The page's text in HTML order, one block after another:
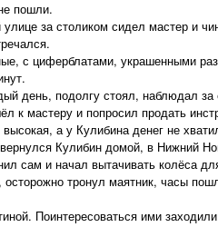
пошли.
за столиком сидел мастер и
с циферблатами, украшенными
день, подолгу стоял, наблюдал
к мастеру и попросил продать
а у Кулибина денег не
Кулибин домой, в Нижний
сам и начал вытачивать колёса
тронул маятник, часы
Поинтересоваться ими